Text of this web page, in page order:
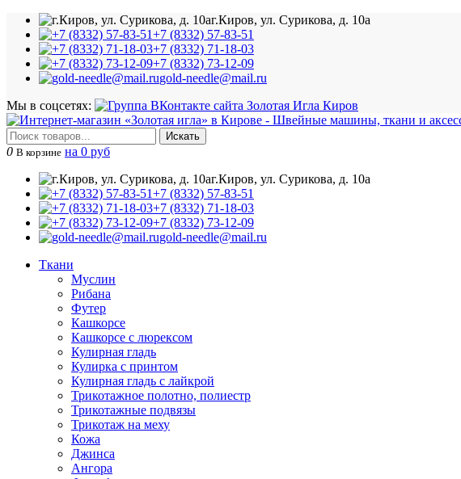
г.Киров, ул. Сурикова, д. 10а
+7 (8332) 57-83-51
+7 (8332) 71-18-03
+7 (8332) 73-12-09
gold-needle@mail.ru
Мы в соцсетях:
Искать
0 В корзине на 0 руб
г.Киров, ул. Сурикова, д. 10а
+7 (8332) 57-83-51
+7 (8332) 71-18-03
+7 (8332) 73-12-09
gold-needle@mail.ru
Ткани
Муслин
Рибана
Футер
Кашкорсе
Кашкорсе с люрексом
Кулирная гладь
Кулирка с принтом
Кулирная гладь с лайкрой
Трикотажное полотно, полиестр
Трикотажные подвязы
Трикотаж на меху
Кожа
Джинса
Ангора